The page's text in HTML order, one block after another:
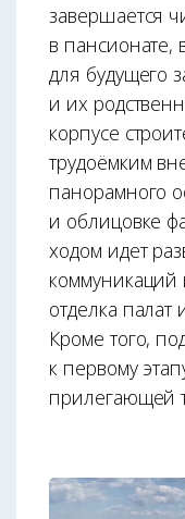
завершается
в пансионате,
для будущего
и их
корпусе
трудоёмким
панорамного
и облицовке
ходом идет
коммуникаций
отделка
Кроме того,
к первому
прилегающей